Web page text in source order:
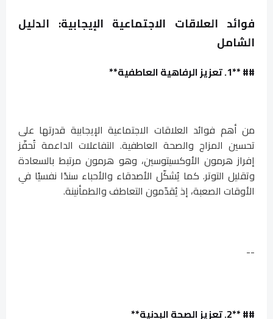
فوائد العلاقات الاجتماعية الإيجابية: الدليل
الشامل
## **1. تعزيز الرفاهية العاطفية**
من أهم فوائد العلاقات الاجتماعية الإيجابية قدرتها على
تحسين المزاج والصحة العاطفية. التفاعلات الداعمة تُحفّز
إفراز هرمون الأوكسيتوسين، وهو هرمون مرتبط بالسعادة
وتقليل التوتر. كما يُشكّل الأصدقاء والأحباء سندًا نفسيًا في
الأوقات الصعبة، إذ يُقدّمون التعاطف والطمأنينة.
--
## **2. تعزيز الصحة البدنية**